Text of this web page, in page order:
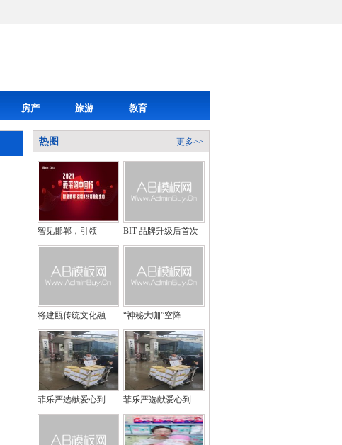
房产 旅游 教育
热图 更多>>
智见邯郸，引领 BIT 品牌升级后首次
将建瓯传统文化融 “神秘大咖”空降
菲乐严选献爱心到 菲乐严选献爱心到